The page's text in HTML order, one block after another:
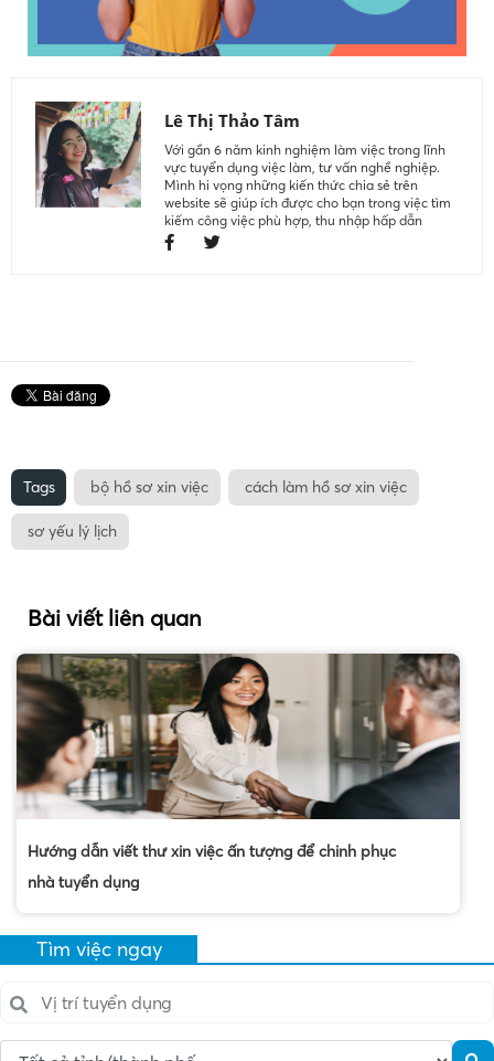
Lê Thị Thảo Tâm
Với gần 6 năm kinh nghiệm làm việc trong lĩnh
vực tuyển dụng việc làm, tư vấn nghề nghiệp.
Mình hi vọng những kiến thức chia sẻ trên
website sẽ giúp ích được cho bạn trong việc tìm
kiếm công việc phù hợp, thu nhập hấp dẫn
Tags bộ hồ sơ xin việc cách làm hồ sơ xin việc
sơ yếu lý lịch
Bài viết liên quan
Hướng dẫn viết thư xin việc ấn tượng để chinh phục
nhà tuyển dụng
Tìm việc ngay